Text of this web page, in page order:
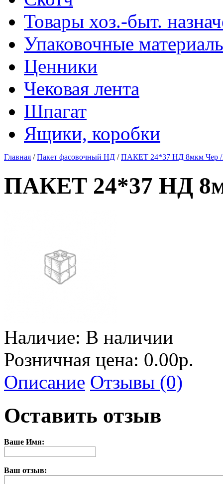
Товары хоз.-быт.
Упаковочные
Ценники
Чековая лента
Шпагат
Ящики, коробки
Главная /Пакет фасовочный НД /ПАКЕТ 24*37 НД 8мкм Чер /
ПАКЕТ 24*37 НД
Наличие: В наличии
Розничная цена: 0.00р.
Описание Отзывы (0)
Оставить отзыв
Ваше Имя:
Ваш отзыв: